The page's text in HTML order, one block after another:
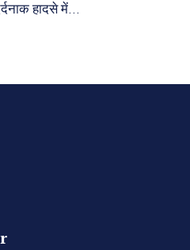
हादसे में...